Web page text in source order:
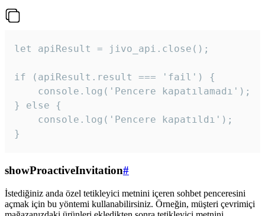
let apiResult = jivo_api.close();
if (apiResult.result === 'fail') {
    console.log('Pencere kapatılamadı');
} else {
    console.log('Pencere kapatıldı');
}
showProactiveInvitation#
İstediğiniz anda özel tetikleyici metnini içeren sohbet penceresini
açmak için bu yöntemi kullanabilirsiniz. Örneğin, müşteri çevrimiçi